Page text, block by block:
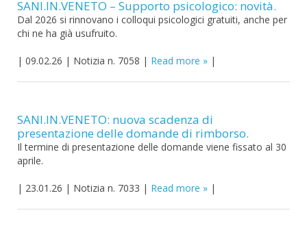
SANI.IN.VENETO – Supporto psicologico: novità.
Dal 2026 si rinnovano i colloqui psicologici gratuiti, anche per
chi ne ha già usufruito.
| 09.02.26 | Notizia n. 7058 | Read more |
SANI.IN.VENETO: nuova scadenza di
presentazione delle domande di rimborso.
Il termine di presentazione delle domande viene fissato al 30
aprile.
| 23.01.26 | Notizia n. 7033 | Read more |